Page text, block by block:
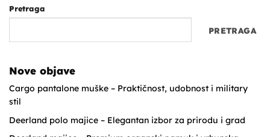
Pretraga
PRETRAGA
Nove objave
Cargo pantalone muške – Praktičnost, udobnost i military
stil
Deerland polo majice – Elegantan izbor za prirodu i grad